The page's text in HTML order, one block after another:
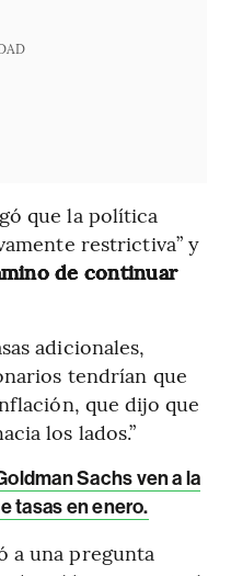
que la política
restrictiva” y
de continuar
adicionales,
tendrían que
que dijo que
los lados.”
Sachs ven a la
tasas en enero.
a una pregunta